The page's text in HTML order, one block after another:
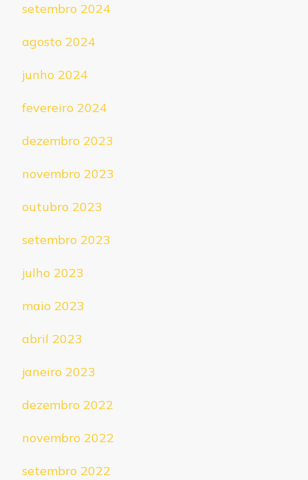
setembro 2024
agosto 2024
junho 2024
fevereiro 2024
dezembro 2023
novembro 2023
outubro 2023
setembro 2023
julho 2023
maio 2023
abril 2023
janeiro 2023
dezembro 2022
novembro 2022
setembro 2022